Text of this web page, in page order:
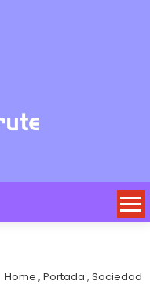
Home ,Portada ,Sociedad